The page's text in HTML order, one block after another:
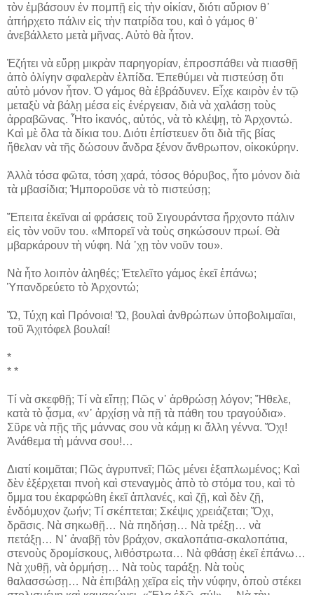
τὸν ἐμβάσουν ἐν πομπῇ εἰς τὴν οἰκίαν, διότι αὔριον θ᾽
ἀπήρχετο πάλιν εἰς τὴν πατρίδα του, καὶ ὁ γάμος θ᾽
ἀνεβάλλετο μετὰ μῆνας. Αὐτὸ θὰ ἦτον.
Ἐζήτει νὰ εὕρῃ μικρὰν παρηγορίαν, ἐπροσπάθει νὰ πιασθῇ
ἀπὸ ὀλίγην σφαλερὰν ἐλπίδα. Ἐπεθύμει νὰ πιστεύσῃ ὅτι
αὐτὸ μόνον ἦτον. Ὁ γάμος θὰ ἐβράδυνεν. Εἶχε καιρὸν ἐν τῷ
μεταξὺ νὰ βάλῃ μέσα εἰς ἐνέργειαν, διὰ νὰ χαλάσῃ τοὺς
ἀρραβῶνας. Ἦτο ἱκανός, αὐτός, νὰ τὸ κλέψῃ, τὸ Ἀρχοντώ.
Καὶ μὲ ὅλα τὰ δίκια του. Διότι ἐπίστευεν ὅτι διὰ τῆς βίας
ἤθελαν νὰ τῆς δώσουν ἄνδρα ξένον ἄνθρωπον, οἰκοκύρην.
Ἀλλὰ τόσα φῶτα, τόση χαρά, τόσος θόρυβος, ἦτο μόνον διὰ
τὰ μβασίδια; Ἠμποροῦσε νὰ τὸ πιστεύσῃ;
Ἔπειτα ἐκεῖναι αἱ φράσεις τοῦ Σιγουράντσα ἤρχοντο πάλιν
εἰς τὸν νοῦν του. «Μπορεῖ νὰ τοὺς σηκώσουν πρωί. Θὰ
μβαρκάρουν τὴ νύφη. Νά ᾽χῃ τὸν νοῦν του».
Νὰ ἦτο λοιπὸν ἀληθές; Ἐτελεῖτο γάμος ἐκεῖ ἐπάνω;
Ὑπανδρεύετο τὸ Ἀρχοντώ;
Ὤ, Τύχη καὶ Πρόνοια! Ὤ, βουλαὶ ἀνθρώπων ὑποβολιμαῖαι,
τοῦ Ἀχιτόφελ βουλαί!
*
* *
Τί νὰ σκεφθῇ; Τί νὰ εἴπῃ; Πῶς ν᾽ ἀρθρώσῃ λόγον; Ἤθελε,
κατὰ τὸ ᾆσμα, «ν᾽ ἀρχίσῃ νὰ πῇ τὰ πάθη του τραγούδια».
Σῦρε νὰ πῇς τῆς μάννας σου νὰ κάμῃ κι ἄλλη γέννα. Ὄχι!
Ἀνάθεμα τὴ μάννα σου!…
Διατί κοιμᾶται; Πῶς ἀγρυπνεῖ; Πῶς μένει ἐξαπλωμένος; Καὶ
δὲν ἐξέρχεται πνοὴ καὶ στεναγμὸς ἀπὸ τὸ στόμα του, καὶ τὸ
ὄμμα του ἐκαρφώθη ἐκεῖ ἀπλανές, καὶ ζῇ, καὶ δὲν ζῇ,
ἐνδόμυχον ζωήν; Τί σκέπτεται; Σκέψις χρειάζεται; Ὄχι,
δρᾶσις. Νὰ σηκωθῇ… Νὰ πηδήσῃ… Νὰ τρέξῃ… νὰ
πετάξῃ… Ν᾽ ἀναβῇ τὸν βράχον, σκαλοπάτια-σκαλοπάτια,
στενοὺς δρομίσκους, λιθόστρωτα… Νὰ φθάσῃ ἐκεῖ ἐπάνω…
Νὰ χυθῇ, νὰ ὁρμήσῃ… Νὰ τοὺς ταράξῃ. Νὰ τοὺς
θαλασσώσῃ… Νὰ ἐπιβάλῃ χεῖρα εἰς τὴν νύφην, ὁποὺ στέκει